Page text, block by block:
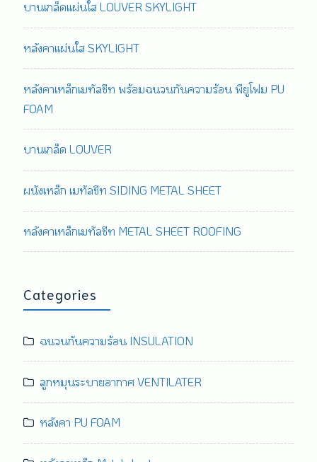
บานเกล็ดแผ่นใส LOUVER SKYLIGHT
หลังคาแผ่นใส SKYLIGHT
หลังคาเหล็กเมทัลชีท พร้อมฉนวนกันความร้อน พียูโฟม PU
FOAM
บานเกล็ด LOUVER
ผนังเหล็ก เมทัลชีท SIDING METAL SHEET
หลังคาเหล็กเมทัลชีท METAL SHEET ROOFING
Categories
ฉนวนกันความร้อน INSULATION
ลูกหมุนระบายอากาศ VENTILATER
หลังคา PU FOAM